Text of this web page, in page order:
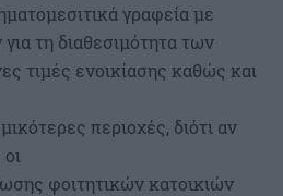
γραφεία με
τη διαθεσιμότητα των
τιμές ενοικίασης καθώς και
περιοχές, διότι αν
φοιτητικών κατοικιών